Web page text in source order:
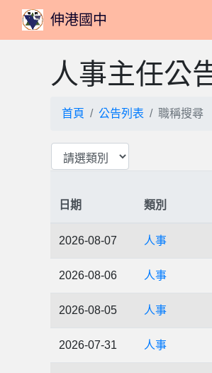
伸港國中
人事主任公
首頁 公告列表 職稱搜尋
日期 類別
2026-08-07 人事
2026-08-06 人事
2026-08-05 人事
2026-07-31 人事